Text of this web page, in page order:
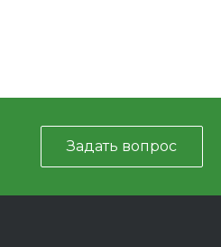
Задать вопрос